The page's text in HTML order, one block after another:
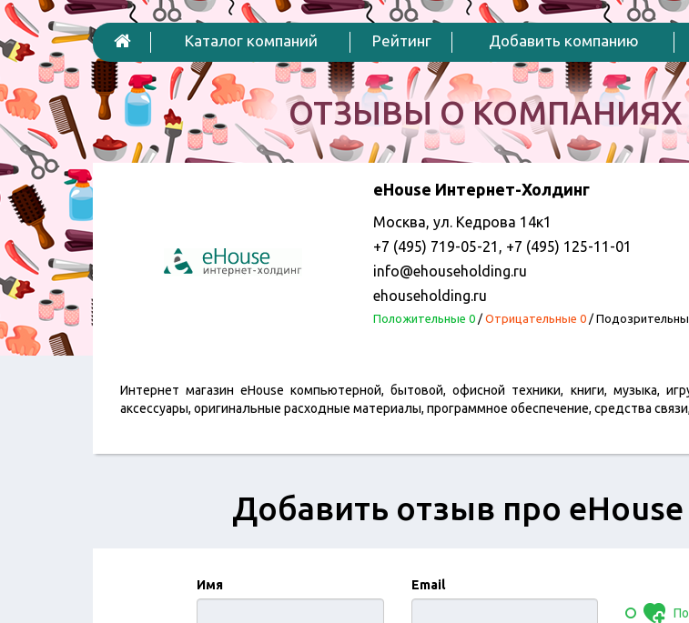
Каталог компаний Рейтинг Добавить компанию
ОТЗЫВЫ О КОМПАНИЯХ
eHouse Интернет-Холдинг
Москва, ул. Кедрова 14к1
+7 (495) 719-05-21, +7 (495) 125-11-01
info@ehouseholding.ru
ehouseholding.ru
Положительные 0/ Отрицательные 0/
Интернет магазин eHouse компьютерной, бытовой, офисной техники, книги, музыка,
аксессуары, оригинальные расходные материалы, программное обеспечение, средства
Добавить отзыв про
Имя
Email